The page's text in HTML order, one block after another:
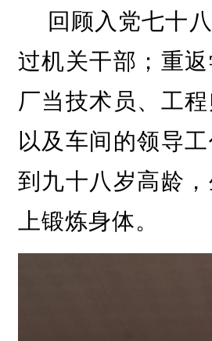
回顾入党七十
过机关干部；重
厂当技术员、工
以及车间的领导
到九十八岁高龄
上锻炼身体。